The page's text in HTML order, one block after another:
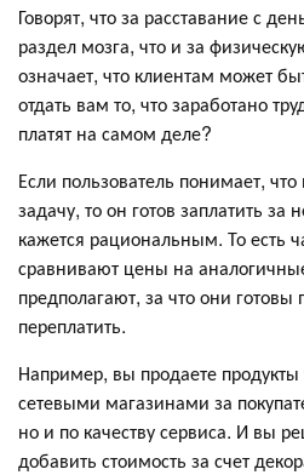
Говорят, что за расставание с
раздел мозга, что и за
означает, что клиентам может
отдать вам то, что заработано
платят на самом деле?
Если пользователь понимает,
задачу, то он готов заплатить за
кажется рациональным. То есть
сравнивают цены на
предполагают, за что они готовы
переплатить.
Например, вы продаете
сетевыми магазинами за
но и по качеству сервиса. И вы
добавить стоимость за счет